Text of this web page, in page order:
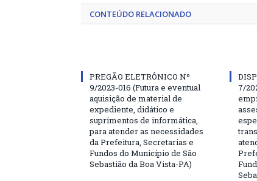
CONTEÚDO RELACIONADO
PREGÃO ELETRÔNICO Nº
9/2023-016 (Futura e eventual
aquisição de material de
expediente, didático e
suprimentos de informática,
para atender as necessidades
da Prefeitura, Secretarias e
Fundos do Município de São
Sebastião da Boa Vista-PA)
7/